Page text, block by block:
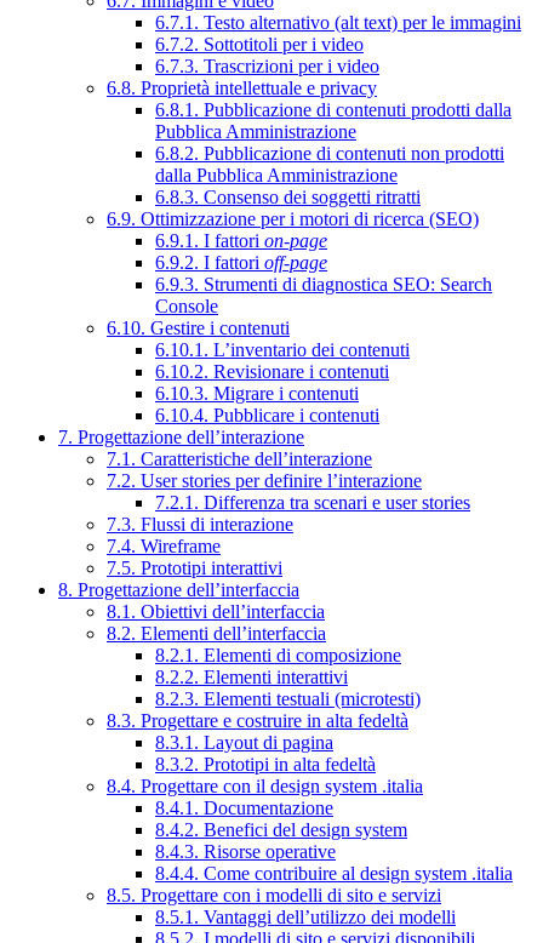
6.7.1. Testo alternativo (alt text) per le immagini
6.7.2. Sottotitoli per i video
6.7.3. Trascrizioni per i video
6.8. Proprietà intellettuale e privacy
6.8.1. Pubblicazione di contenuti prodotti dalla
Pubblica Amministrazione
6.8.2. Pubblicazione di contenuti non prodotti
dalla Pubblica Amministrazione
6.8.3. Consenso dei soggetti ritratti
6.9. Ottimizzazione per i motori di ricerca (SEO)
6.9.1. I fattori on-page
6.9.2. I fattori off-page
6.9.3. Strumenti di diagnostica SEO: Search
Console
6.10. Gestire i contenuti
6.10.1. L’inventario dei contenuti
6.10.2. Revisionare i contenuti
6.10.3. Migrare i contenuti
6.10.4. Pubblicare i contenuti
7. Progettazione dell’interazione
7.1. Caratteristiche dell’interazione
7.2. User stories per definire l’interazione
7.2.1. Differenza tra scenari e user stories
7.3. Flussi di interazione
7.4. Wireframe
7.5. Prototipi interattivi
8. Progettazione dell’interfaccia
8.1. Obiettivi dell’interfaccia
8.2. Elementi dell’interfaccia
8.2.1. Elementi di composizione
8.2.2. Elementi interattivi
8.2.3. Elementi testuali (microtesti)
8.3. Progettare e costruire in alta fedeltà
8.3.1. Layout di pagina
8.3.2. Prototipi in alta fedeltà
8.4. Progettare con il design system .italia
8.4.1. Documentazione
8.4.2. Benefici del design system
8.4.3. Risorse operative
8.4.4. Come contribuire al design system .italia
8.5. Progettare con i modelli di sito e servizi
8.5.1. Vantaggi dell’utilizzo dei modelli
8.5.2. I modelli di sito e servizi disponibili